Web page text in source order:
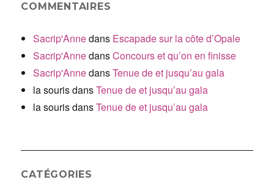
COMMENTAIRES
Sacrip'Annedans Escapade sur la côte d’Opale
Sacrip'AnnedansConcours et qu’on en finisse
Sacrip'AnnedansTenue de et jusqu’au gala
la sourisdansTenue de et jusqu’au gala
la sourisdansTenue de et jusqu’au gala
CATÉGORIES